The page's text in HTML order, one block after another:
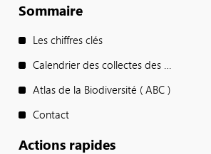
Sommaire
Les chiffres clés
Calendrier des collectes des déchets / Horaires des déchèteries / Points d'apport Volontaires
Atlas de la Biodiversité ( ABC )
Contact
Actions rapides